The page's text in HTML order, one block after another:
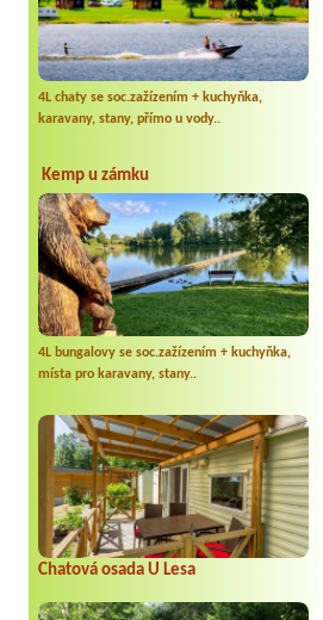
4L chaty se soc.zažízením + kuchyňka,
karavany, stany, přímo u vody..
Kemp u zámku
4L bungalovy se soc.zažízením + kuchyňka,
místa pro karavany, stany..
Chatová osada U Lesa